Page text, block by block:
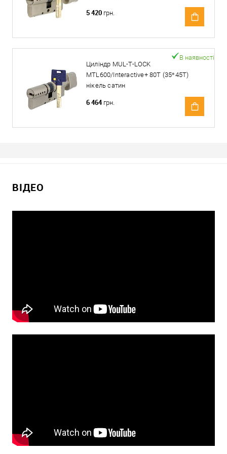
5 420 грн.
Циліндр MUL-T-LOCK
MTL600/Interactive+ 80T (35*45T)
нікель сатин
В наявності
6 464 грн.
ВІДЕО